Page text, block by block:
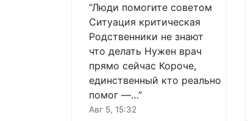
“Люди помогите советом
Ситуация критическая
Родственники не знают
что делать Нужен врач
прямо сейчас Короче,
единственный кто реально
помог —…”
Авг 5, 15:32